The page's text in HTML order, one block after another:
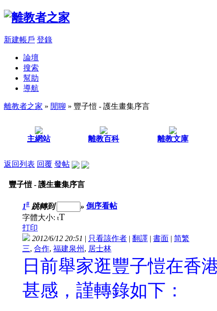
新建帳戶 登錄
論壇
搜索
幫助
導航
離教者之家 » 閒聊 » 豐子愷 - 護生畫集序言
主網站 離教百科 離教文庫
返回列表 回覆 發帖
豐子愷 - 護生畫集序言
1# 跳轉到 » 倒序看帖
字體大小: tT
打印
2012/6/12 20:51 | 只看該作者 | 翻譯 | 書面 | 简繁
三, 合作, 福建泉州 , 居士林
日前舉家逛豐子愷在香
甚感，謹轉錄如下：